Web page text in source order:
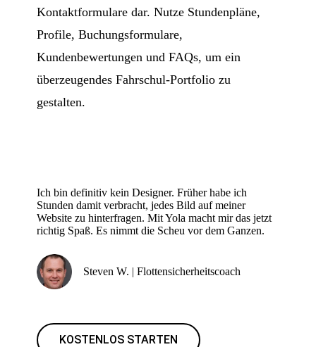
Kontaktformulare dar. Nutze Stundenpläne,
Profile, Buchungsformulare,
Kundenbewertungen und FAQs, um ein
überzeugendes Fahrschul-Portfolio zu
gestalten.
Ich bin definitiv kein Designer. Früher habe ich
Stunden damit verbracht, jedes Bild auf meiner
Website zu hinterfragen. Mit Yola macht mir das jetzt
richtig Spaß. Es nimmt die Scheu vor dem Ganzen.
Steven W. | Flottensicherheitscoach
KOSTENLOS STARTEN